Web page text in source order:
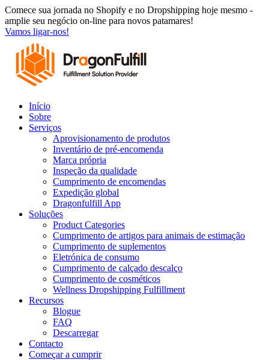
Saltar
para
o
conteúdo
Comece sua jornada no Shopify e no Dropshipping hoje mesmo -
amplie seu negócio on-line para novos patamares!
Vamos ligar-nos!
Início
Sobre
Serviços
Aprovisionamento de produtos
Inventário de pré-encomenda
Marca própria
Inspeção da qualidade
Cumprimento de encomendas
Expedição global
Dragonfulfill App
Soluções
Product Categories
Cumprimento de artigos para animais de estimação
Cumprimento de suplementos
Eletrónica de consumo
Cumprimento de calçado descalço
Cumprimento de cosméticos
Wellness Dropshipping Fulfillment
Recursos
Blogue
FAQ
Descarregar
Contacto
Começar a cumprir